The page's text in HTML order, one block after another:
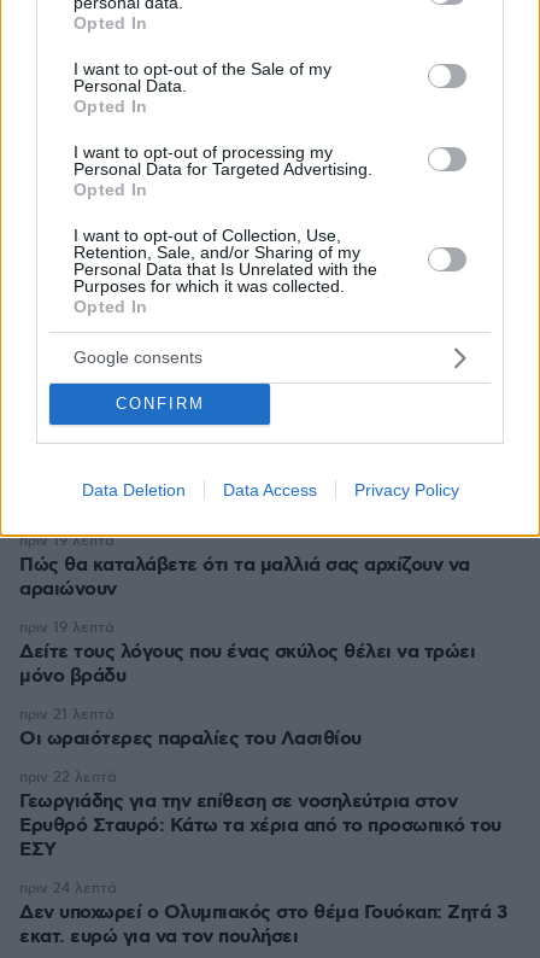
grant or deny consent to Google and its third-party tags to
use your data for below specified purposes in below Google
consent section.
Opted In
I want to opt-out of the Sale of my
Personal Data.
Opted In
I want to opt-out of processing my
Personal Data for Targeted Advertising.
Opted In
I want to opt-out of Collection, Use,
Retention, Sale, and/or Sharing of my
Personal Data that Is Unrelated with the
Purposes for which it was collected.
Opted In
Google consents
CONFIRM
Data Deletion Data Access Privacy Policy
ΡΟΗ ΕΙΔΗΣΕΩΝ
Ειδήσεις
Συρία και Ρωσία αλλάζουν το καθεστώς των βάσεων σε
Ταρτούς και Χμέιμιμ
πριν 10 λεπτά
Στο Ροζάριο για την κηδεία του πατέρα του ο Λιονέλ
Μέσι, δείτε βίντεο
Σπασμωδικές κινήσεις της Άγκυρας με παραβιάσεις και
αδιαλλαξία στο Κυπριακό
πριν 13 λεπτά
Πώς θα καταλάβετε ότι τα μαλλιά σας αρχίζουν να
αραιώνουν
πριν 19 λεπτά
Δείτε τους λόγους που ένας σκύλος θέλει να τρώει
μόνο βράδυ
πριν 19 λεπτά
Οι ωραιότερες παραλίες του Λασιθίου
πριν 21 λεπτά
Γεωργιάδης για την επίθεση σε νοσηλεύτρια στον
Ερυθρό Σταυρό: Κάτω τα χέρια από το προσωπικό του
ΕΣΥ
πριν 22 λεπτά
Δεν υποχωρεί ο Ολυμπιακός στο θέμα Γουόκαπ: Ζητά 3
εκατ. ευρώ για να τον πουλήσει
πριν 24 λεπτά